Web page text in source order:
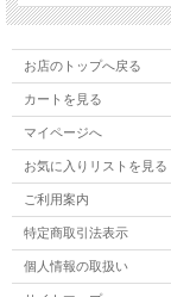
お店のトップへ戻る
カートを見る
マイページへ
お気に入りリストを見る
ご利用案内
特定商取引法表示
個人情報の取扱い